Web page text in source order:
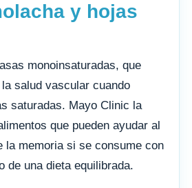
y hojas
monoinsaturadas, que
salud vascular cuando
saturadas. Mayo Clinic la
que pueden ayudar al
la memoria si se consume con
de una dieta equilibrada.